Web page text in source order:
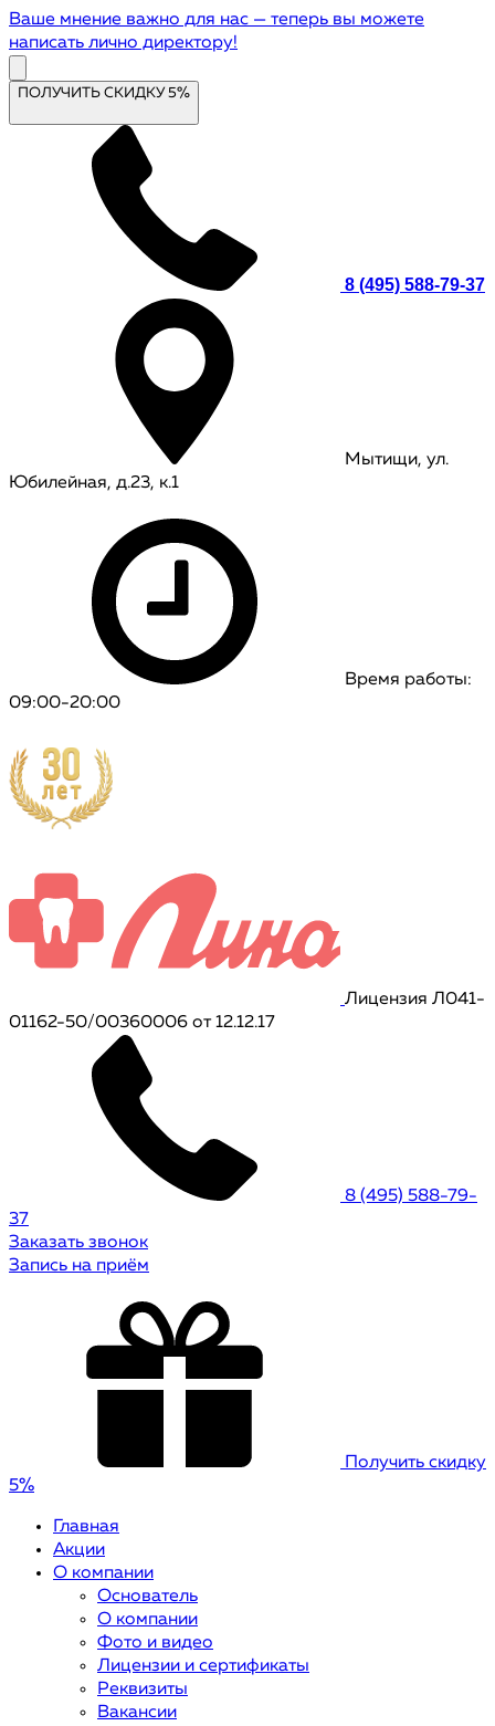
Ваше мнение важно для нас — теперь вы можете
написать лично директору!
ПОЛУЧИТЬ СКИДКУ 5%
8 (495) 588-79-37
Мытищи, ул.
Юбилейная, д.23, к.1
Время работы:
09:00-20:00
Лицензия Л041-
01162-50/00360006 от 12.12.17
8 (495) 588-79-
37
Заказать звонок
Запись на приём
Получить скидку
5%
Главная
Акции
О компании
Основатель
О компании
Фото и видео
Лицензии и сертификаты
Реквизиты
Вакансии